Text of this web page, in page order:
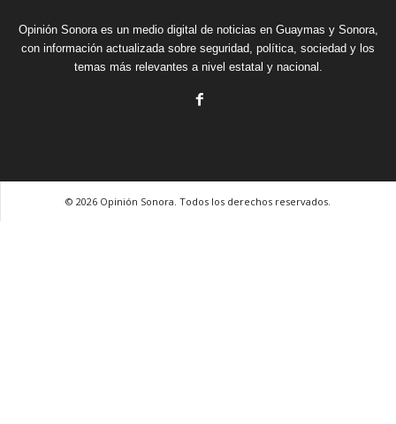
Opinión Sonora es un medio digital de noticias en Guaymas y Sonora,
con información actualizada sobre seguridad, política, sociedad y los
temas más relevantes a nivel estatal y nacional.
© 2026 Opinión Sonora. Todos los derechos reservados.